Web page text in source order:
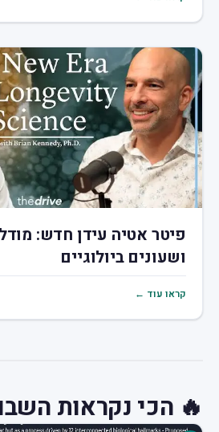
פיטר אטיה עידן חדש:
ושעונים ביולוגיים
קראו עוד ←
🔥 הכי נקראות